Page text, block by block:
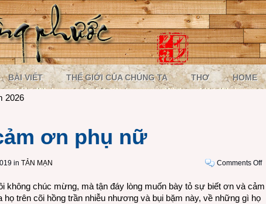
BÀI VIẾT THẾ GIỚI CỦA CHÚNG TA THƠ HOME
2026
ơn phụ nữ
in TẢN MẠN Comments Offon
8-
không chúc mừng, mà tận đáy lòng muốn bày tỏ sự biết ơn và cảm
trên cõi hồng trần nhiễu nhương và bụi bặm này, về những gì họ